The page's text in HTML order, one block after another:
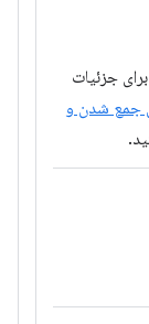
جزئیات
جمع شدن و